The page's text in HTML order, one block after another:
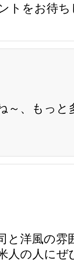
トをお待
～、もっ
と洋風の雰
人の人に